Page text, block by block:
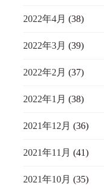
2022年4月 (38)
2022年3月 (39)
2022年2月 (37)
2022年1月 (38)
2021年12月 (36)
2021年11月 (41)
2021年10月 (35)